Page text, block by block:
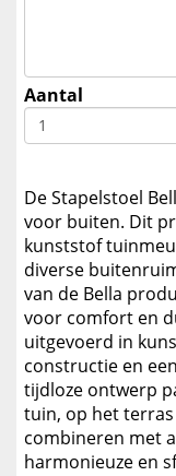
Aantal
De Stapelstoel
voor buiten. Dit
kunststof
diverse
van de Bella
voor comfort en
uitgevoerd in
constructie en
tijdloze ontwerp
tuin, op het
combineren met
harmonieuze en